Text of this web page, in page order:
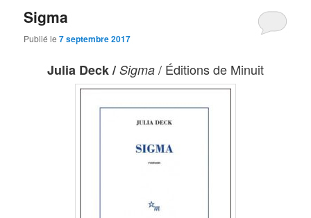
Sigma
Publié le7 septembre 2017
Julia Deck / Sigma / Éditions de Minuit